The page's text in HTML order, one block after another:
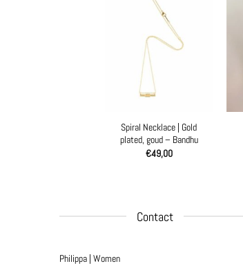
Spiral Necklace | Gold
plated, goud – Bandhu
€49,00
Contact
Philippa | Women